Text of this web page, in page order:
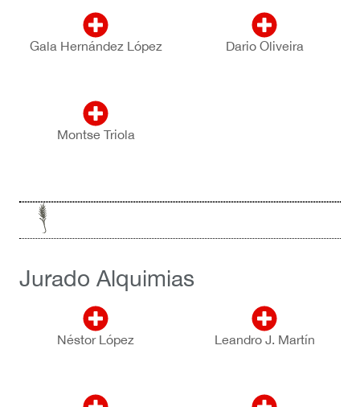
Gala Hernández López Dario Oliveira
Montse Triola
Jurado Alquimias
Néstor López Leandro J. Martín